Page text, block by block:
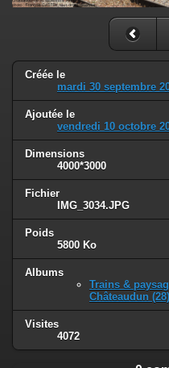
Créée le
mardi 30 septembre
Ajoutée le
vendredi 10 octobre
Dimensions
4000*3000
Fichier
IMG_3034.JPG
Poids
5800 Ko
Albums
Trains &
Châteaudun (28)
Visites
4072